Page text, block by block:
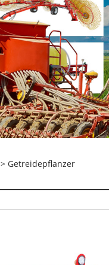
> Getreidepflanzer